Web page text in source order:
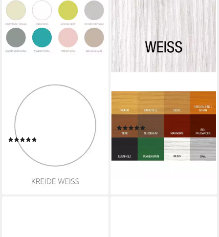
Lasur Garden Colors 750 ml
Seidenmatt Wasserbasiert,
Seidenmatt, 750ml,
Wasserbasiert
ab 14,44 €
(19,25 €/ 1 l)
lieferbar - in 4-5 Werktagen bei dir
+6
Holzschutzlasur Dauerschutz-
22,99 €
lieferbar - in 2-3 Werktagen bei dir